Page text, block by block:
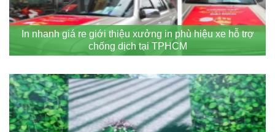
In nhanh giá re giới thiệu xưởng in phù hiệu xe hỗ trợ
chống dịch tại TPHCM